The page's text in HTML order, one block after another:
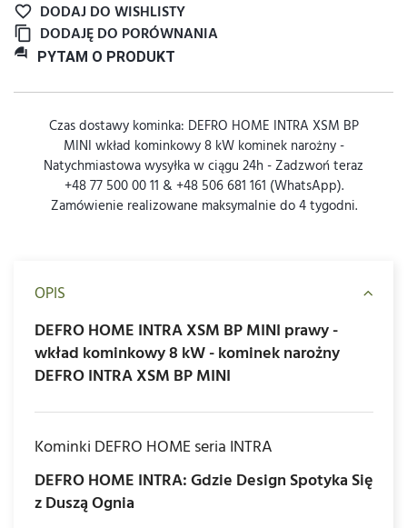
DODAJ DO WISHLISTY
DODAJĘ DO PORÓWNANIA
question_answer PYTAM O PRODUKT
Czas dostawy kominka: DEFRO HOME INTRA XSM BP
MINI wkład kominkowy 8 kW kominek narożny -
Natychmiastowa wysyłka w ciągu 24h - Zadzwoń teraz
+48 77 500 00 11 & +48 506 681 161 (WhatsApp).
Zamówienie realizowane maksymalnie do 4 tygodni.
OPIS
DEFRO HOME INTRA XSM BP MINI prawy -
wkład kominkowy 8 kW - kominek narożny
DEFRO INTRA XSM BP MINI
Kominki DEFRO HOME seria INTRA
DEFRO HOME INTRA: Gdzie Design Spotyka Się
z Duszą Ognia